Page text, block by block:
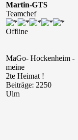
Martin-GTS
Teamchef
Offline
MaGo- Hockenheim -
meine
2te Heimat !
Beiträge: 2250
Ulm